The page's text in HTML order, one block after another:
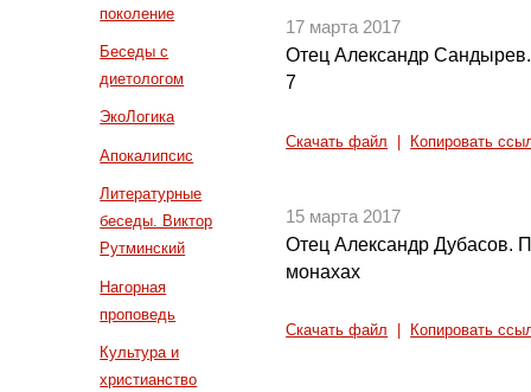
поколение
Беседы с
диетологом
ЭкоЛогика
Апокалипсис
Литературные
беседы. Виктор
Рутминский
Нагорная
проповедь
Культура и
христианство
17 марта 2017
Отец Александр
7
Скачать файл Копировать
15 марта 2017
Отец Александр Дубасов.
монахах
Скачать файл Копировать